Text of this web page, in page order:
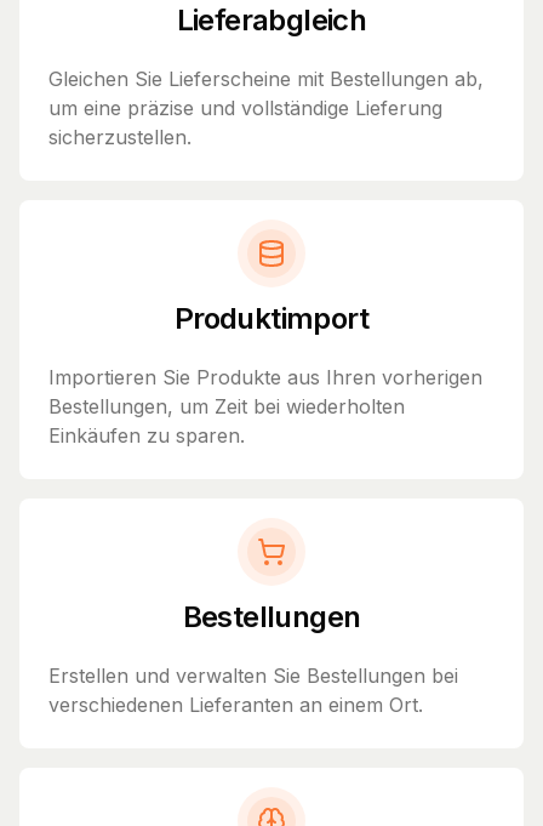
Lieferabgleich
Gleichen Sie Lieferscheine mit Bestellungen ab,
um eine präzise und vollständige Lieferung
sicherzustellen.
Produktimport
Importieren Sie Produkte aus Ihren vorherigen
Bestellungen, um Zeit bei wiederholten
Einkäufen zu sparen.
Bestellungen
Erstellen und verwalten Sie Bestellungen bei
verschiedenen Lieferanten an einem Ort.